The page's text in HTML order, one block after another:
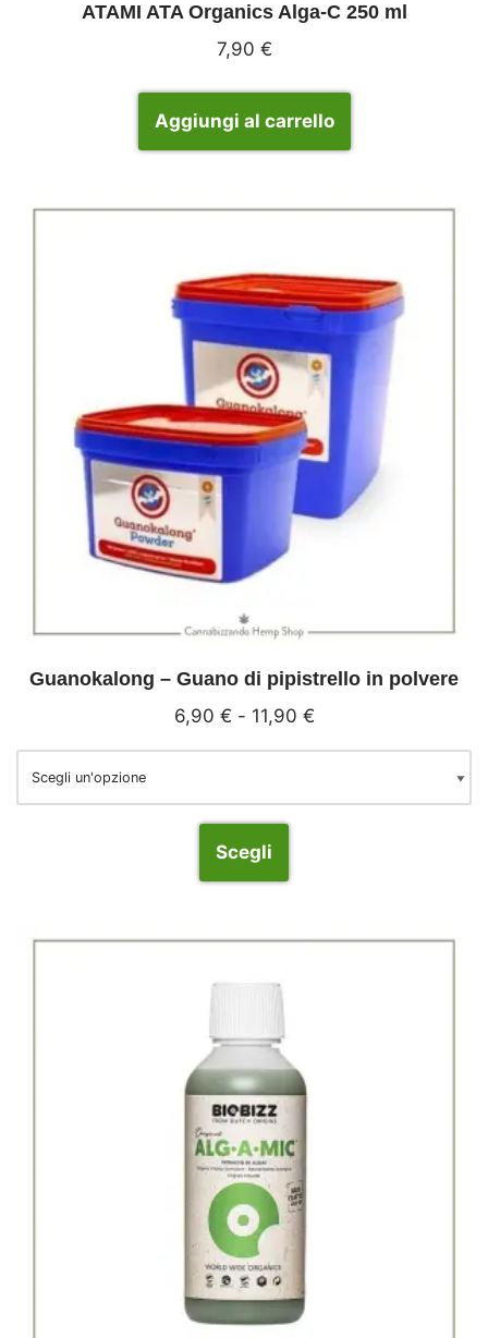
ATAMI ATA Organics Alga-C 250 ml
7,90 €
Aggiungi al carrello
Guanokalong – Guano di pipistrello in polvere
6,90 € - 11,90 €
Scegli